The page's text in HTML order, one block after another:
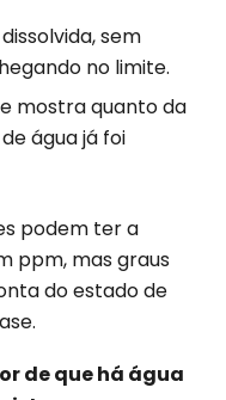
sem
no limite.
mostra quanto da
água já foi
podem ter a
ppm, mas graus
do estado de
de que há água